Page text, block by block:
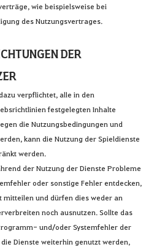
wie beispielsweise bei
des Nutzungsvertrages.
DER
verpflichtet, alle in den
festgelegten Inhalte
die Nutzungsbedingungen und
kann die Nutzung der Spieldienste
werden.
der Nutzung der Dienste Probleme
oder sonstige Fehler entdecken,
mitteilen und dürfen dies weder an
noch ausnutzen. Sollte das
und/oder Systemfehler der
Dienste weiterhin genutzt werden,